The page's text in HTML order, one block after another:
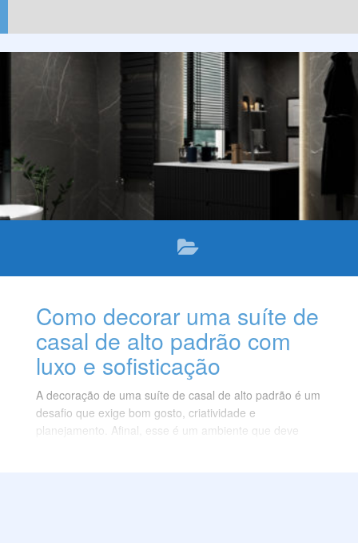
Como decorar uma suíte de
casal de alto padrão com
luxo e sofisticação
A decoração de uma suíte de casal de alto padrão é um
desafio que exige bom gosto, criatividade e
planejamento. Afinal, esse é um ambiente que deve